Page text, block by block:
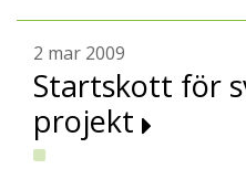
2 mar 2009
Startskott för
projekt